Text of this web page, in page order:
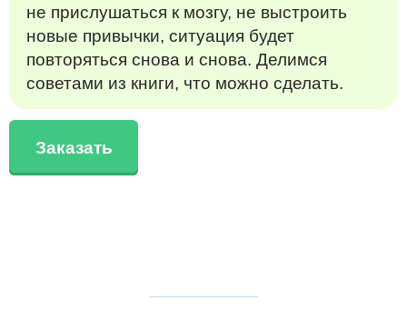
не прислушаться к мозгу, не выстроить
новые привычки, ситуация будет
повторяться снова и снова. Делимся
советами из книги, что можно сделать.
Заказать